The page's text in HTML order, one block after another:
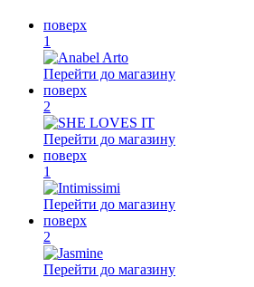
поверх
1
Перейти до магазину
поверх
2
Перейти до магазину
поверх
1
Перейти до магазину
поверх
2
Перейти до магазину